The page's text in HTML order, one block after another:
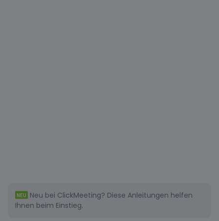
NEU Neu bei ClickMeeting? Diese Anleitungen helfen
Ihnen beim Einstieg.